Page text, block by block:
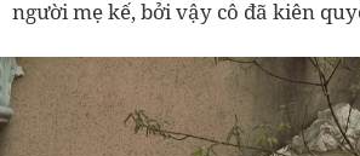
người mẹ kế, bởi vậy cô đã kiên